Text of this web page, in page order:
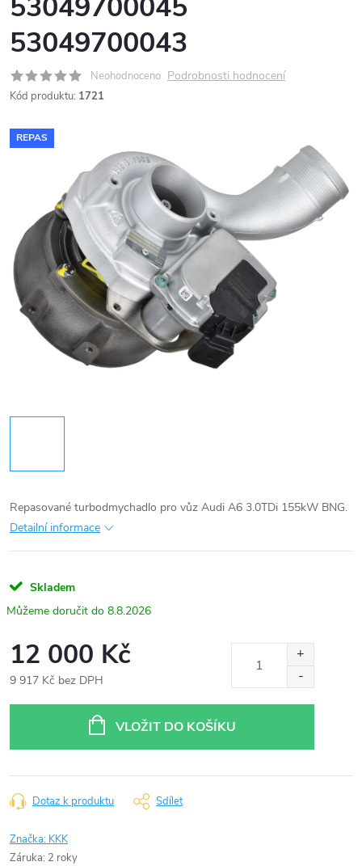
53049700043
Neohodnoceno Podrobnosti hodnocení
Kód produktu: 1721
REPAS
Repasované turbodmychadlo pro vůz Audi A6 3.0TDi 155kW BNG.
Detailní informace
Skladem
8.8.2026
12 000 Kč
9 917 Kč bez DPH
VLOŽIT DO KOŠÍKU
Dotaz k produktu Sdílet
Značka: KKK
Záruka: 2 roky